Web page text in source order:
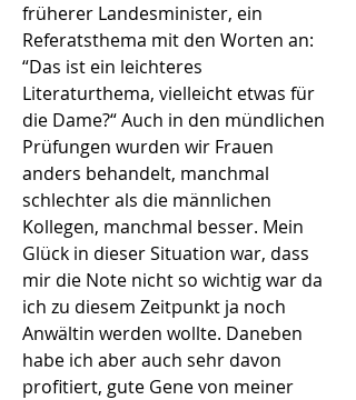
früherer Landesminister, ein
Referatsthema mit den Worten an:
“Das ist ein leichteres
Literaturthema, vielleicht etwas für
die Dame?“ Auch in den mündlichen
Prüfungen wurden wir Frauen
anders behandelt, manchmal
schlechter als die männlichen
Kollegen, manchmal besser. Mein
Glück in dieser Situation war, dass
mir die Note nicht so wichtig war da
ich zu diesem Zeitpunkt ja noch
Anwältin werden wollte. Daneben
habe ich aber auch sehr davon
profitiert, gute Gene von meiner